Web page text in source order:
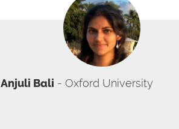
Anjuli Bali - Oxford University